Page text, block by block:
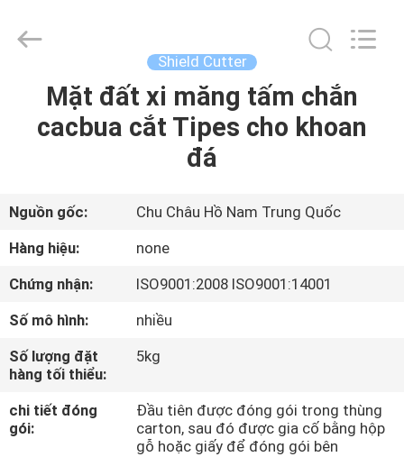
TRANG
CHỦ
SẢN
PHẨM
CHÚNG
TÔI
THAM
Cemented
Carbide
Shield Cutter
Mặt đất xi măng tấm chắn
cacbua cắt Tipes cho khoan
đá
Nguồn gốc:
Chu Châu Hồ Nam Trung Quốc
Hàng hiệu:
none
Chứng nhận:
ISO9001:2008 ISO9001:14001
Số mô hình:
nhiều
Số lượng đặt
hàng tối thiểu:
5kg
chi tiết đóng
gói:
Đầu tiên được đóng gói trong thùng
carton, sau đó được gia cố bằng hộp
gỗ hoặc giấy để đóng gói bên